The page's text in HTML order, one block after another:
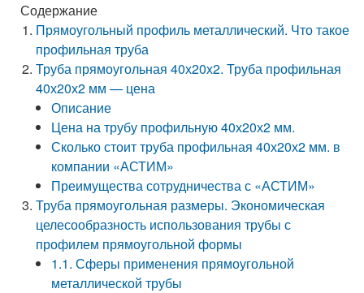
Содержание
Прямоугольный профиль металлический. Что такое
профильная труба
Труба прямоугольная 40х20х2. Труба профильная
40х20х2 мм — цена
Описание
Цена на трубу профильную 40х20х2 мм.
Сколько стоит труба профильная 40х20х2 мм. в
компании «АСТИМ»
Преимущества сотрудничества с «АСТИМ»
Труба прямоугольная размеры. Экономическая
целесообразность использования трубы с
профилем прямоугольной формы
1.1. Сферы применения прямоугольной
металлической трубы